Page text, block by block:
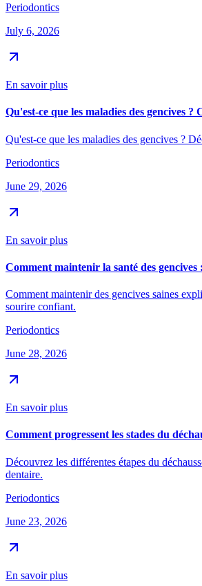
Periodontics
July 6, 2026
En savoir plus
Qu'est-ce que les maladies des gencives
Qu'est-ce que les maladies des gencives ?
Periodontics
June 29, 2026
En savoir plus
Comment maintenir la santé des gencives
Comment maintenir des gencives saines
sourire confiant.
Periodontics
June 28, 2026
En savoir plus
Comment progressent les stades du
Découvrez les différentes étapes du
dentaire.
Periodontics
June 23, 2026
En savoir plus